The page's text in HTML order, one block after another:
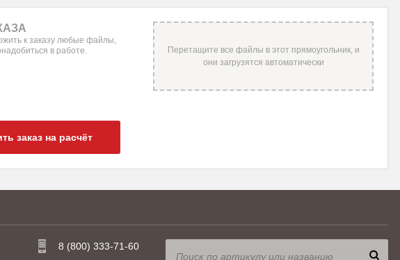
к заказу любые файлы,
в работе.
заказ на расчёт
8 (800) 333-71-60